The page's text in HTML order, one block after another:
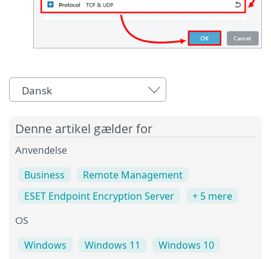
Dansk
Denne artikel gælder for
Anvendelse
Business
Remote Management
ESET Endpoint Encryption Server
+ 5 mere
OS
Windows Windows 11 Windows 10